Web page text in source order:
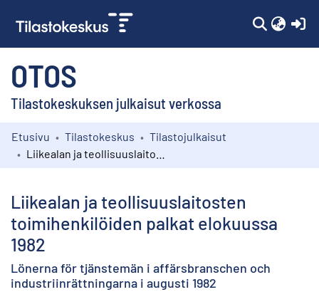
OTOS
Tilastokeskuksen julkaisut verkossa
Kokoelmat
Etusivu Tilastokeskus
Tilastojulkaisut
Liikealan ja teollisuuslaitosten
toimihenkilöiden palkat elokuussa
1982
Lönerna för tjänstemän i affärsbranschen och
industriinrättningarna i augusti 1982